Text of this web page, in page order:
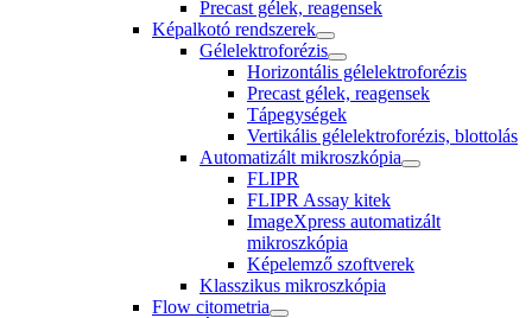
Precast gélek, reagensek
Képalkotó rendszerek
Gélelektroforézis
Horizontális gélelektroforézis
Precast gélek, reagensek
Tápegységek
Vertikális gélelektroforézis, blottolás
Automatizált mikroszkópia
FLIPR
FLIPR Assay kitek
ImageXpress automatizált
mikroszkópia
Képelemző szoftverek
Klasszikus mikroszkópia
Flow citometria